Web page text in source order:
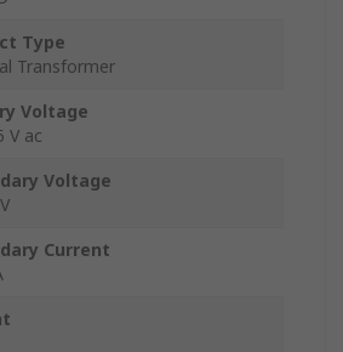
Type
Transformer
Voltage
V ac
Voltage
Current